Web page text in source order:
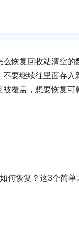
么恢复回收站清空的
不要继续往里面存入
被覆盖，想要恢复可
何恢复？这3个简单